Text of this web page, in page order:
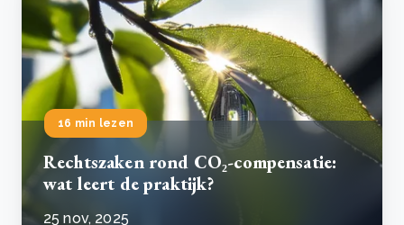
16 min lezen
Rechtszaken rond CO₂-compensatie:
wat leert de praktijk?
25 nov, 2025